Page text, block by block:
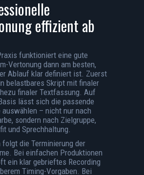
effizient ab
funktioniert eine gute
Vertonung dann am besten,
Ablauf klar definiert ist. Zuerst
belastbares Skript mit finaler
finaler Textfassung. Auf
lässt sich die passende
auswählen – nicht nur nach
sondern nach Zielgruppe,
und Sprechhaltung.
folgt die Terminierung der
Bei einfachen Produktionen
ein klar gebrieftes Recording
Timing-Vorgaben. Bei